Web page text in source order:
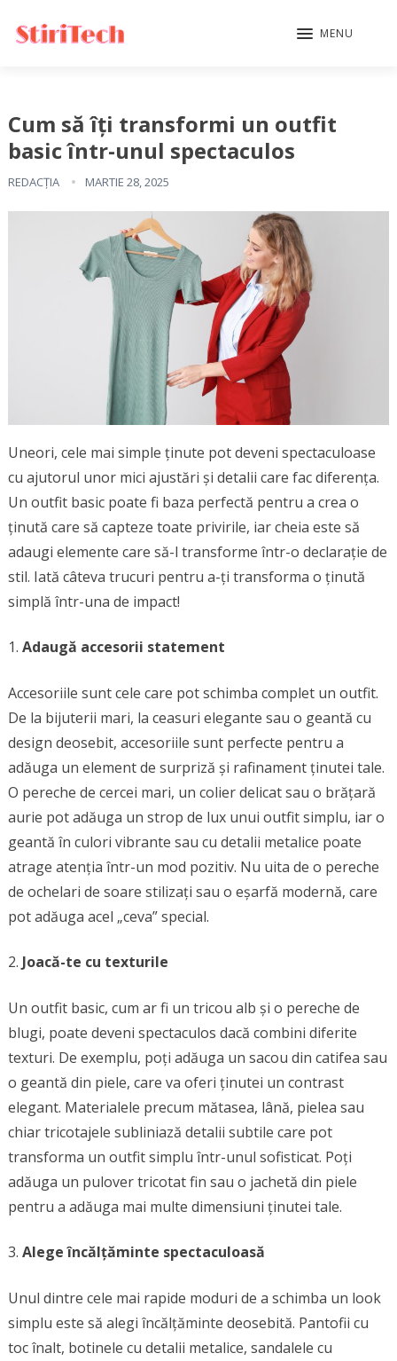
MENU
Cum să îți transformi un outfit
basic într-unul spectaculos
REDACȚIA MARTIE 28, 2025
Uneori, cele mai simple ținute pot deveni spectaculoase
cu ajutorul unor mici ajustări și detalii care fac diferența.
Un outfit basic poate fi baza perfectă pentru a crea o
ținută care să capteze toate privirile, iar cheia este să
adaugi elemente care să-l transforme într-o declarație de
stil. Iată câteva trucuri pentru a-ți transforma o ținută
simplă într-una de impact!
Adaugă accesorii statement
Accesoriile sunt cele care pot schimba complet un outfit.
De la bijuterii mari, la ceasuri elegante sau o geantă cu
design deosebit, accesoriile sunt perfecte pentru a
adăuga un element de surpriză și rafinament ținutei tale.
O pereche de cercei mari, un colier delicat sau o brățară
aurie pot adăuga un strop de lux unui outfit simplu, iar o
geantă în culori vibrante sau cu detalii metalice poate
atrage atenția într-un mod pozitiv. Nu uita de o pereche
de ochelari de soare stilizați sau o eșarfă modernă, care
pot adăuga acel „ceva” special.
Joacă-te cu texturile
Un outfit basic, cum ar fi un tricou alb și o pereche de
blugi, poate deveni spectaculos dacă combini diferite
texturi. De exemplu, poți adăuga un sacou din catifea sau
o geantă din piele, care va oferi ținutei un contrast
elegant. Materialele precum mătasea, lână, pielea sau
chiar tricotajele subliniază detalii subtile care pot
transforma un outfit simplu într-unul sofisticat. Poți
adăuga un pulover tricotat fin sau o jachetă din piele
pentru a adăuga mai multe dimensiuni ținutei tale.
Alege încălțăminte spectaculoasă
Unul dintre cele mai rapide moduri de a schimba un look
simplu este să alegi încălțăminte deosebită. Pantofii cu
toc înalt, botinele cu detalii metalice, sandalele cu